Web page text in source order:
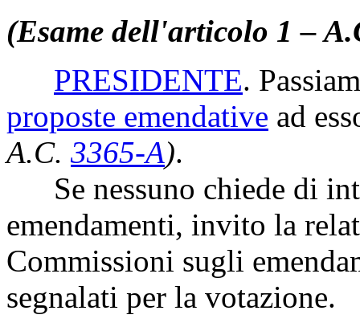
(Esame dell'articolo 1 –
PRESIDENTE.
proposte emendative ad
A.C. 3365-A).
Se nessuno chiede di
emendamenti, invito la
Commissioni sugli
segnalati per la votazione.